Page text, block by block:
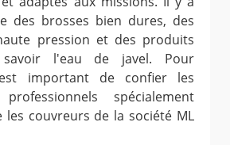
des brosses bien dures, des
pression et des produits
l'eau de javel. Pour
important de confier les
spécialement
les couvreurs de la société ML